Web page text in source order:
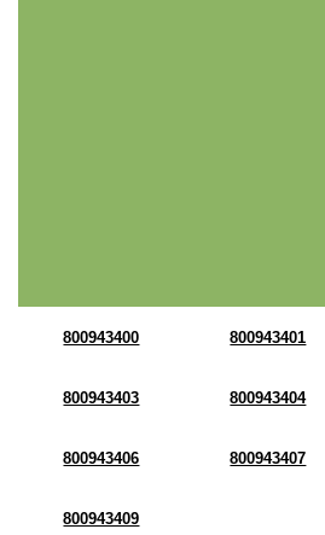
800943400 800943401
800943403 800943404
800943406 800943407
800943409